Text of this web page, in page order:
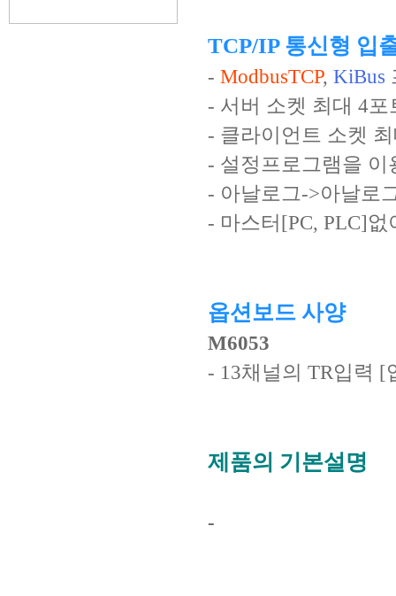
TCP/IP 통신형 입
- ModbusTCP, KiBus
- 서버 소켓 최대 4포
- 클라이언트 소켓
- 설정프로그램을
- 아날로그->아날로
- 마스터[PC, PLC]
옵션보드 사양
M6053
- 13채널의 TR입력 [
제품의 기본설명
-